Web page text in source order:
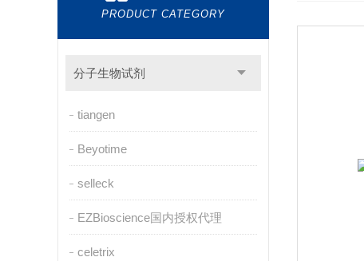
PRODUCT CATEGORY
分子生物试剂
tiangen
Beyotime
selleck
EZBioscience国内授权代理
celetrix